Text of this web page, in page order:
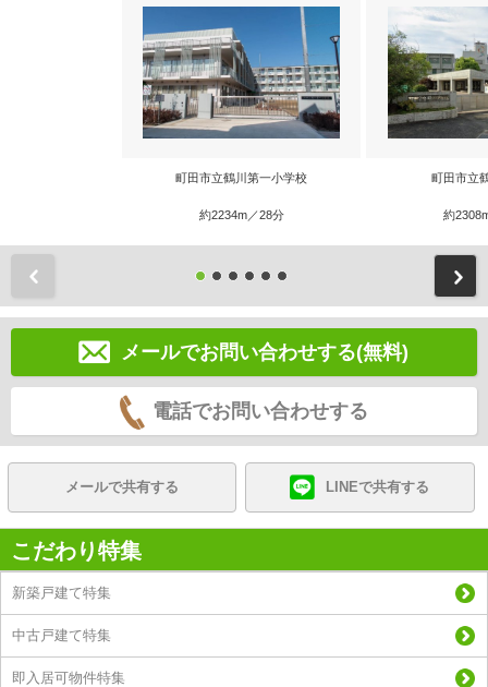
町田市立鶴川第一小学校
約2234m／28分
町田市立
約
メールでお問い合わせする(無料)
電話でお問い合わせする
メールで共有する LINEで共有する
こだわり特集
新築戸建て特集
中古戸建て特集
即入居可物件特集